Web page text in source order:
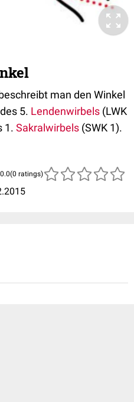
man den Winkel
5. Lendenwirbels (LWK
1. Sakralwirbels (SWK 1).
(0 ratings)